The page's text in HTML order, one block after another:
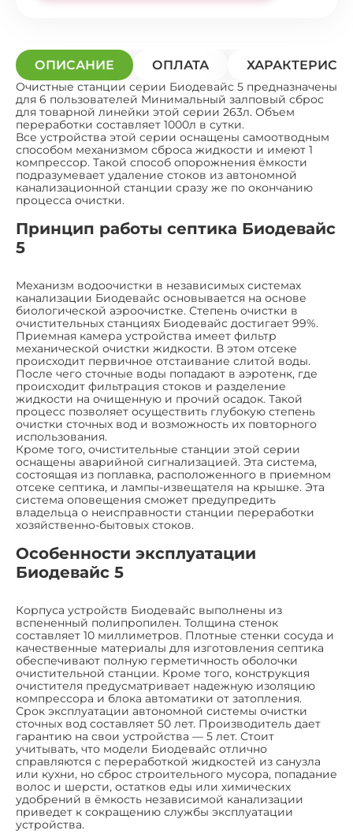
ОПИСАНИЕ ОПЛАТА
Очистные станции серии Биодевайс 5 предназначены
для 6 пользователей Минимальный залповый сброс
для товарной линейки этой серии 263л. Объем
переработки составляет 1000л в сутки.
Все устройства этой серии оснащены самоотводным
способом механизмом сброса жидкости и имеют 1
компрессор. Такой способ опорожнения ёмкости
подразумевает удаление стоков из автономной
канализационной станции сразу же по окончанию
процесса очистки.
Принцип работы септика Биодевайс
5
Механизм водоочистки в независимых системах
канализации Биодевайс основывается на основе
биологической аэроочистке. Степень очистки в
очистительных станциях Биодевайс достигает 99%.
Приемная камера устройства имеет фильтр
механической очистки жидкости. В этом отсеке
происходит первичное отстаивание слитой воды.
После чего сточные воды попадают в аэротенк, где
происходит фильтрация стоков и разделение
жидкости на очищенную и прочий осадок. Такой
процесс позволяет осуществить глубокую степень
очистки сточных вод и возможность их повторного
использования.
Кроме того, очистительные станции этой серии
оснащены аварийной сигнализацией. Эта система,
состоящая из поплавка, расположенного в приемном
отсеке септика, и лампы-извещателя на крышке. Эта
система оповещения сможет предупредить
владельца о неисправности станции переработки
хозяйственно-бытовых стоков.
Особенности эксплуатации
Биодевайс 5
Корпуса устройств Биодевайс выполнены из
вспененный полипропилен. Толщина стенок
составляет 10 миллиметров. Плотные стенки сосуда и
качественные материалы для изготовления септика
обеспечивают полную герметичность оболочки
очистительной станции. Кроме того, конструкция
очистителя предусматривает надежную изоляцию
компрессора и блока автоматики от затопления.
Срок эксплуатации автономной системы очистки
сточных вод составляет 50 лет. Производитель дает
гарантию на свои устройства — 5 лет. Стоит
учитывать, что модели Биодевайс отлично
справляются с переработкой жидкостей из санузла
или кухни, но сброс строительного мусора, попадание
волос и шерсти, остатков еды или химических
удобрений в ёмкость независимой канализации
приведет к сокращению службы эксплуатации
устройства.